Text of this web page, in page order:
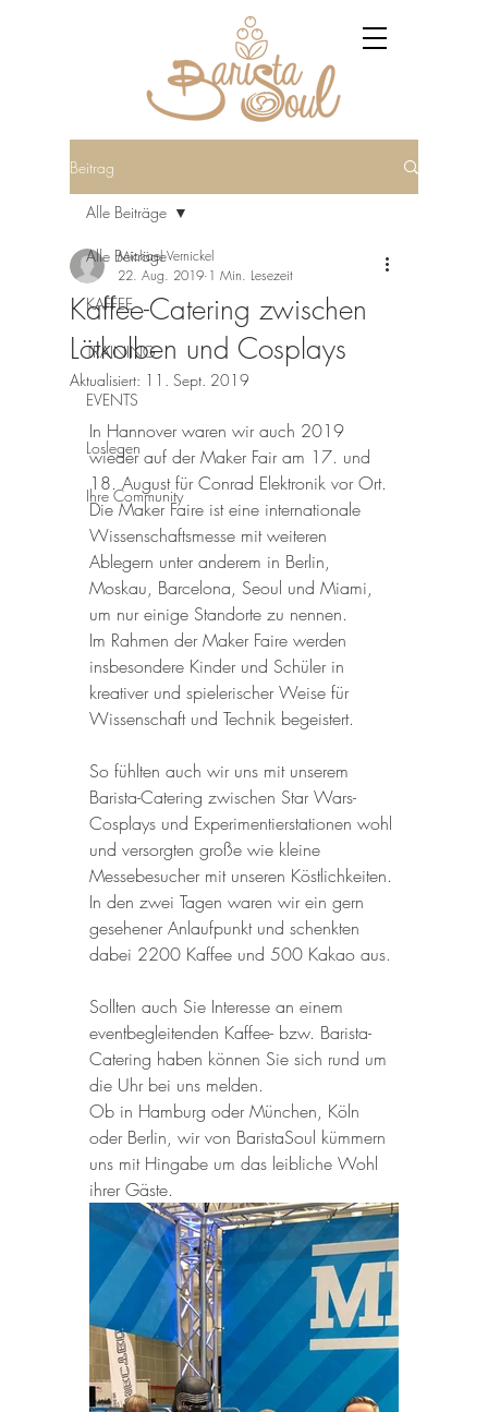
Beitrag
Alle Beiträge
KAFFEE
TRAINING
EVENTS
Loslegen
Ihre Community
Alle Beiträge
Kaffee-Catering zwischen
Lötkolben und Cosplays
Michael Vernickel
22. Aug. 2019 1 Min. Lesezeit
Aktualisiert: 11. Sept. 2019
In Hannover waren wir auch 2019
wieder auf der Maker Fair am 17. und
18. August für Conrad Elektronik vor Ort.
Die Maker Faire ist eine internationale
Wissenschaftsmesse mit weiteren
Ablegern unter anderem in Berlin,
Moskau, Barcelona, Seoul und Miami,
um nur einige Standorte zu nennen.
Im Rahmen der Maker Faire werden
insbesondere Kinder und Schüler in
kreativer und spielerischer Weise für
Wissenschaft und Technik begeistert.
So fühlten auch wir uns mit unserem
Barista-Catering zwischen Star Wars-
Cosplays und Experimentierstationen wohl
und versorgten große wie kleine
Messebesucher mit unseren Köstlichkeiten.
In den zwei Tagen waren wir ein gern
gesehener Anlaufpunkt und schenkten
dabei 2200 Kaffee und 500 Kakao aus.
Sollten auch Sie Interesse an einem
eventbegleitenden Kaffee- bzw. Barista-
Catering haben können Sie sich rund um
die Uhr bei uns melden.
Ob in Hamburg oder München, Köln
oder Berlin, wir von BaristaSoul kümmern
uns mit Hingabe um das leibliche Wohl
ihrer Gäste.